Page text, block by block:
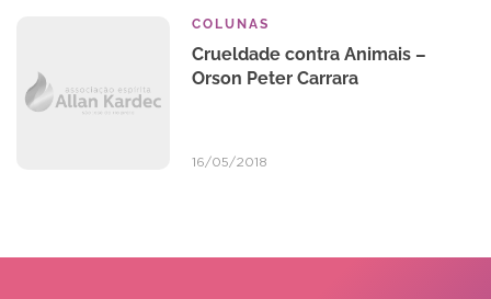
COLUNAS
Crueldade contra Animais –
Orson Peter Carrara
16/05/2018